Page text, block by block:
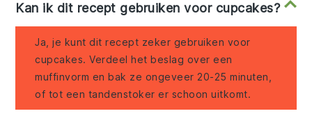
Kan ik dit recept gebruiken voor cupcakes?
Ja, je kunt dit recept zeker gebruiken voor
cupcakes. Verdeel het beslag over een
muffinvorm en bak ze ongeveer 20-25 minuten,
of tot een tandenstoker er schoon uitkomt.